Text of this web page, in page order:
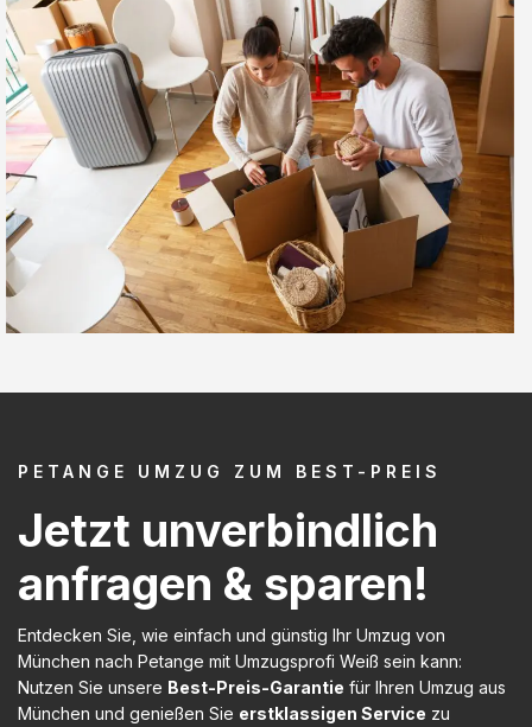
PETANGE UMZUG ZUM BEST-PREIS
Jetzt unverbindlich
anfragen & sparen!
Entdecken Sie, wie einfach und günstig Ihr Umzug von
München nach Petange mit Umzugsprofi Weiß sein kann:
Nutzen Sie unsere Best-Preis-Garantie für Ihren Umzug aus
München und genießen Sie erstklassigen Service zu